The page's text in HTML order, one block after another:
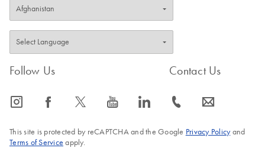
Follow Us
icon_0065_instagram-s icon_0064_facebook-s icon_0340_cc_gen_x-s icon_0077_youtube-s icon_0066_linkedin-s
Contact Us
icon_0072_phone-s icon_0063_envelope-s
This site is protected by reCAPTCHA and the Google Privacy Policyand
Terms of Service apply.